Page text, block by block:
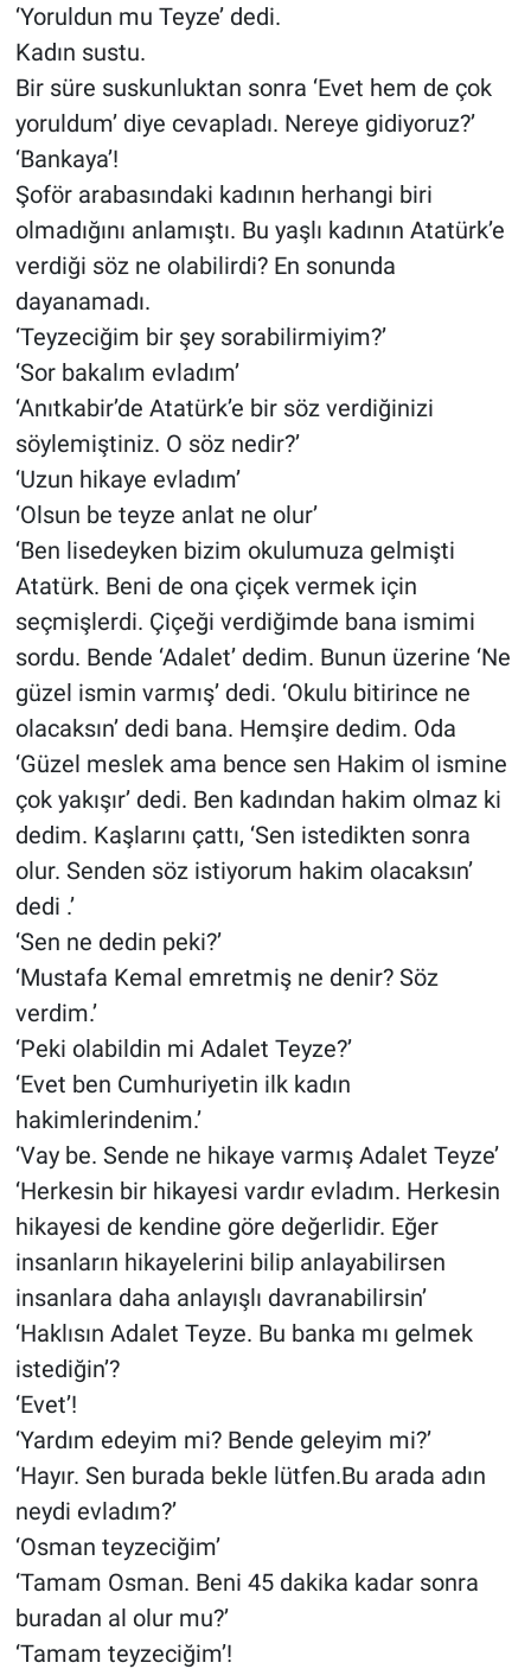
‘Yoruldun mu Teyze’ dedi.
Kadın sustu.
Bir süre suskunluktan sonra ‘Evet hem de çok
yoruldum’ diye cevapladı. Nereye gidiyoruz?’
‘Bankaya’!
Şoför arabasındaki kadının herhangi biri
olmadığını anlamıştı. Bu yaşlı kadının Atatürk’e
verdiği söz ne olabilirdi? En sonunda
dayanamadı.
‘Teyzeciğim bir şey sorabilirmiyim?’
‘Sor bakalım evladım’
‘Anıtkabir’de Atatürk’e bir söz verdiğinizi
söylemiştiniz. O söz nedir?’
‘Uzun hikaye evladım’
‘Olsun be teyze anlat ne olur’
‘Ben lisedeyken bizim okulumuza gelmişti
Atatürk. Beni de ona çiçek vermek için
seçmişlerdi. Çiçeği verdiğimde bana ismimi
sordu. Bende ‘Adalet’ dedim. Bunun üzerine ‘Ne
güzel ismin varmış’ dedi. ‘Okulu bitirince ne
olacaksın’ dedi bana. Hemşire dedim. Oda
‘Güzel meslek ama bence sen Hakim ol ismine
çok yakışır’ dedi. Ben kadından hakim olmaz ki
dedim. Kaşlarını çattı, ‘Sen istedikten sonra
olur. Senden söz istiyorum hakim olacaksın’
dedi .’
‘Sen ne dedin peki?’
‘Mustafa Kemal emretmiş ne denir? Söz
verdim.’
‘Peki olabildin mi Adalet Teyze?’
‘Evet ben Cumhuriyetin ilk kadın
hakimlerindenim.’
‘Vay be. Sende ne hikaye varmış Adalet Teyze’
‘Herkesin bir hikayesi vardır evladım. Herkesin
hikayesi de kendine göre değerlidir. Eğer
insanların hikayelerini bilip anlayabilirsen
insanlara daha anlayışlı davranabilirsin’
‘Haklısın Adalet Teyze. Bu banka mı gelmek
istediğin’?
‘Evet’!
‘Yardım edeyim mi? Bende geleyim mi?’
‘Hayır. Sen burada bekle lütfen.Bu arada adın
neydi evladım?’
‘Osman teyzeciğim’
‘Tamam Osman. Beni 45 dakika kadar sonra
buradan al olur mu?’
‘Tamam teyzeciğim’!